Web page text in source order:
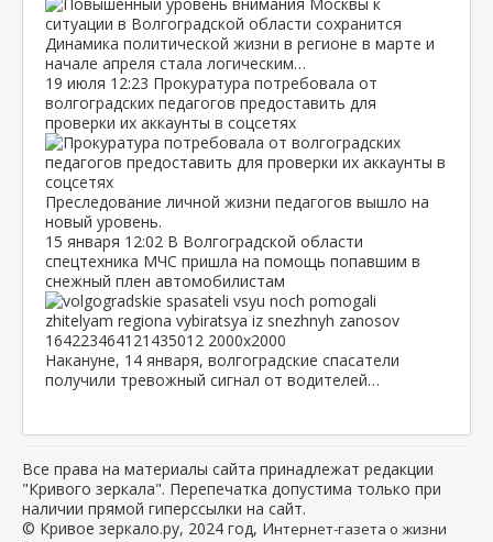
Динамика политической жизни в регионе в марте и
начале апреля стала логическим…
19 июля 12:23 Прокуратура потребовала от
волгоградских педагогов предоставить для
проверки их аккаунты в соцсетях
Преследование личной жизни педагогов вышло на
новый уровень.
15 января 12:02 В Волгоградской области
спецтехника МЧС пришла на помощь попавшим в
снежный плен автомобилистам
Накануне, 14 января, волгоградские спасатели
получили тревожный сигнал от водителей…
Все права на материалы сайта принадлежат редакции
"Кривого зеркала". Перепечатка допустима только при
наличии прямой гиперссылки на сайт.
© Кривое зеркало.ру, 2024 год, Интернет-газета о жизни